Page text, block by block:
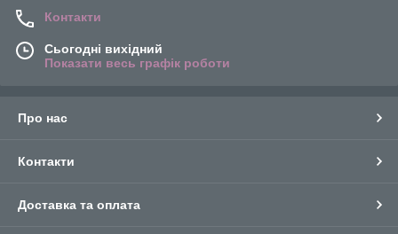
Контакти
Сьогодні вихідний
Показати весь графік роботи
Про нас
Контакти
Доставка та оплата